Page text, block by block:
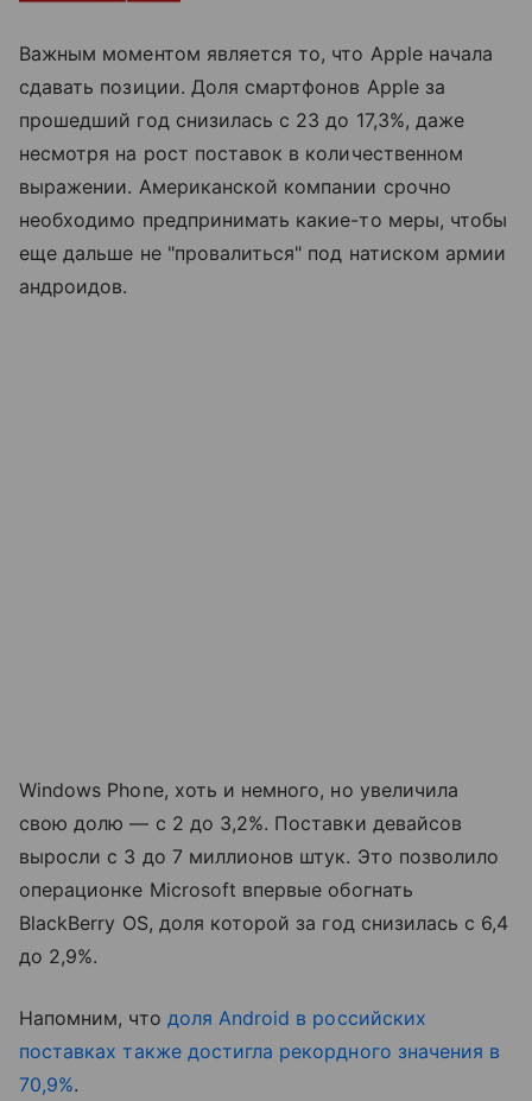
Важным моментом является то, что Apple начала
сдавать позиции. Доля смартфонов Apple за
прошедший год снизилась с 23 до 17,3%, даже
несмотря на рост поставок в количественном
выражении. Американской компании срочно
необходимо предпринимать какие-то меры, чтобы
еще дальше не "провалиться" под натиском армии
андроидов.
Windows Phone, хоть и немного, но увеличила
свою долю — с 2 до 3,2%. Поставки девайсов
выросли с 3 до 7 миллионов штук. Это позволило
операционке Microsoft впервые обогнать
BlackBerry OS, доля которой за год снизилась с 6,4
до 2,9%.
Напомним, что доля Android в российских
поставках также достигла рекордного значения в
70,9%.